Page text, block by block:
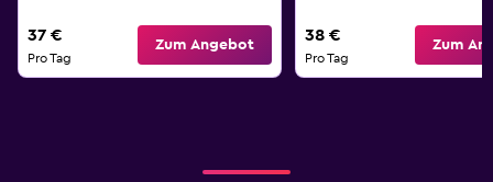
37 €
Pro Tag
Zum Angebot
38 €
Pro Tag
Zum